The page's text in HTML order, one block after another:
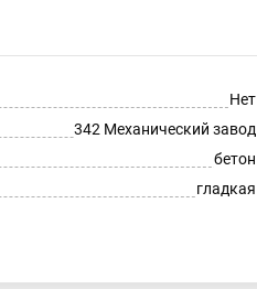
Нет
342 Механический завод
бетон
гладкая